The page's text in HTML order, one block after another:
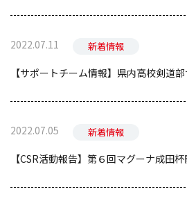
2022.07.11 新着情報
【サポートチーム情報】県内高校剣道
2022.07.05 新着情報
【CSR活動報告】第６回マグーナ成田杯